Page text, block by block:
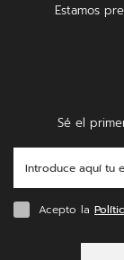
Estamos
Sé el
Acepto la